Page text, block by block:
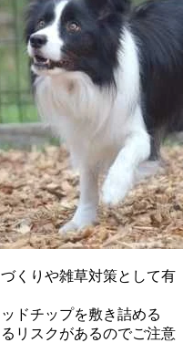
くりや雑草対策として有
ドチップを敷き詰める
リスクがあるのでご注意